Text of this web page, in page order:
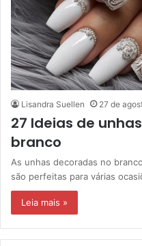
Lisandra Suellen 27 de
27 Ideias de
branco
As unhas decoradas no
são perfeitas para várias
Leia mais »